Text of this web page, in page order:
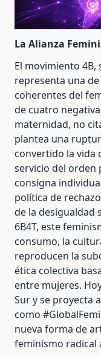
La Alianza
El movimiento 4B,
representa una
coherentes del
de cuatro
maternidad, no
plantea una
convertido la vida
servicio del orden
consigna
política de
de la desigualdad
6B4T, este
consumo, la
reproducen la
ética colectiva
entre mujeres.
Sur y se proyecta
como
nueva forma de
feminismo radical